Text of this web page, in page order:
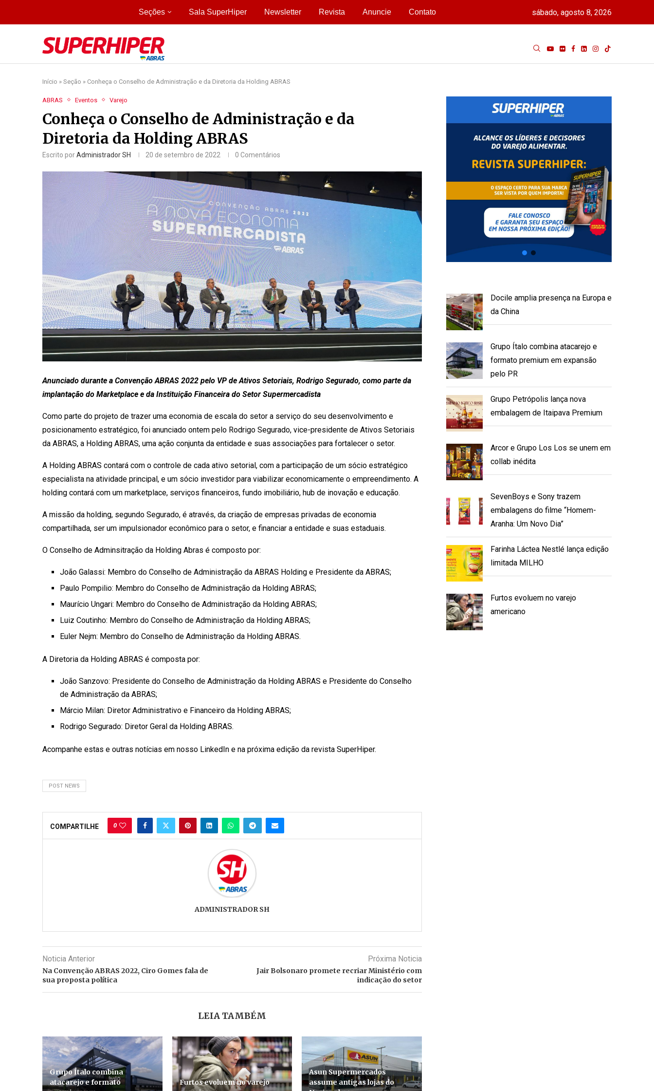
Seções Sala SuperHiper Newsletter Revista Anuncie Contato sábado, agosto 8, 2026
Início » Seção » Conheça o Conselho de Administração e da Diretoria da Holding ABRAS
ABRAS Eventos Varejo
Conheça o Conselho de Administração e da
Diretoria da Holding ABRAS
Escrito porAdministrador SH 20 de setembro de 2022 0 Comentários
Anunciado durante a Convenção ABRAS 2022 pelo VP de Ativos Setoriais, Rodrigo Segurado, como parte da
implantação do Marketplace e da Instituição Financeira do Setor Supermercadista
Como parte do projeto de trazer uma economia de escala do setor a serviço do seu desenvolvimento e
posicionamento estratégico, foi anunciado ontem pelo Rodrigo Segurado, vice-presidente de Ativos Setoriais
da ABRAS, a Holding ABRAS, uma ação conjunta da entidade e suas associações para fortalecer o setor.
A Holding ABRAS contará com o controle de cada ativo setorial, com a participação de um sócio estratégico
especialista na atividade principal, e um sócio investidor para viabilizar economicamente o empreendimento. A
holding contará com um marketplace, serviços financeiros, fundo imobiliário, hub de inovação e educação.
A missão da holding, segundo Segurado, é através, da criação de empresas privadas de economia
compartilhada, ser um impulsionador econômico para o setor, e financiar a entidade e suas estaduais.
O Conselho de Adminsitração da Holding Abras é composto por:
João Galassi: Membro do Conselho de Administração da ABRAS Holding e Presidente da ABRAS;
Paulo Pompilio: Membro do Conselho de Administração da Holding ABRAS;
Maurício Ungari: Membro do Conselho de Administração da Holding ABRAS;
Luiz Coutinho: Membro do Conselho de Administração da Holding ABRAS;
Euler Nejm: Membro do Conselho de Administração da Holding ABRAS.
A Diretoria da Holding ABRAS é composta por:
João Sanzovo: Presidente do Conselho de Administração da Holding ABRAS e Presidente do Conselho
de Administração da ABRAS;
Márcio Milan: Diretor Administrativo e Financeiro da Holding ABRAS;
Rodrigo Segurado: Diretor Geral da Holding ABRAS.
Acompanhe estas e outras notícias em nosso LinkedIn e na próxima edição da revista SuperHiper.
POST NEWS
COMPARTILHE 0
ADMINISTRADOR SH
Noticia Anterior
Na Convenção ABRAS 2022, Ciro Gomes fala de
sua proposta política
Próxima Noticia
Jair Bolsonaro promete recriar Ministério com
indicação do setor
LEIA TAMBÉM
Grupo Ítalo combina
atacarejo e formato
Furtos evoluem no varejo
Asun Supermercados
assume antigas lojas do
Docile amplia presença na Europa e
da China
Grupo Ítalo combina atacarejo e
formato premium em expansão
pelo PR
Grupo Petrópolis lança nova
embalagem de Itaipava Premium
Arcor e Grupo Los Los se unem em
collab inédita
SevenBoys e Sony trazem
embalagens do filme “Homem-
Aranha: Um Novo Dia”
Farinha Láctea Nestlé lança edição
limitada MILHO
Furtos evoluem no varejo
americano